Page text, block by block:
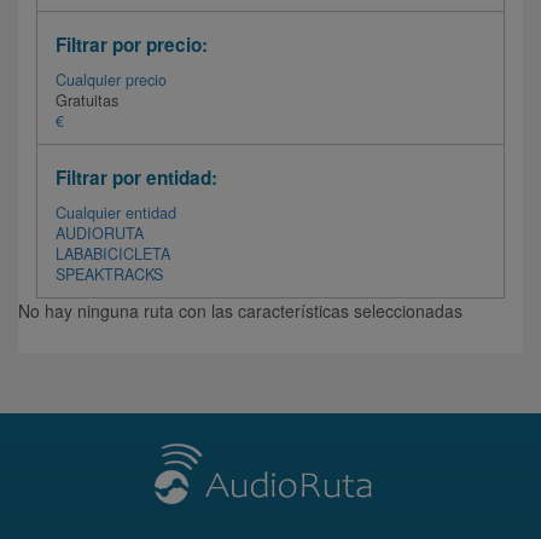
Filtrar por precio:
Cualquier precio
Gratuitas
€
Filtrar por entidad:
Cualquier entidad
AUDIORUTA
LABABICICLETA
SPEAKTRACKS
No hay ninguna ruta con las características seleccionadas